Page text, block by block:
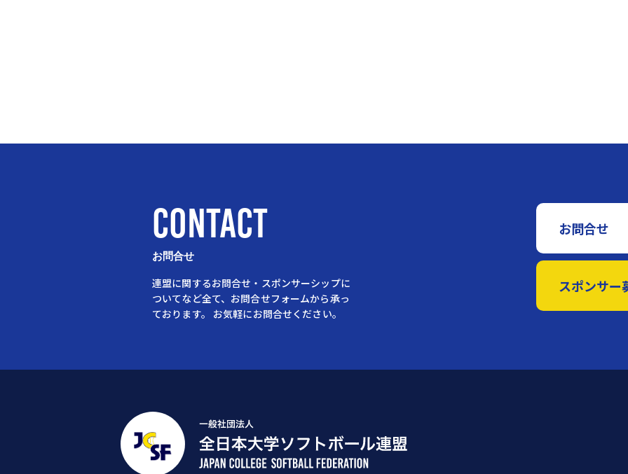
CONTACT
お問合せ
連盟に関するお問合せ・スポンサーシップに
ついてなど全て、お問合せフォームから承っ
ております。
お気軽にお問合せください。
お問合せ
スポンサー